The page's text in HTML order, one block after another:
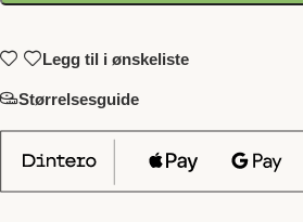
Legg til i ønskeliste
Størrelsesguide